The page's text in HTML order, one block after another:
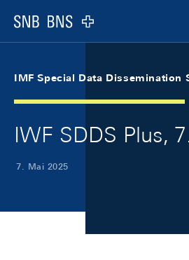
Logo
IMF Special Data Dissemination
IWF SDDS Plus,
7. Mai 2025